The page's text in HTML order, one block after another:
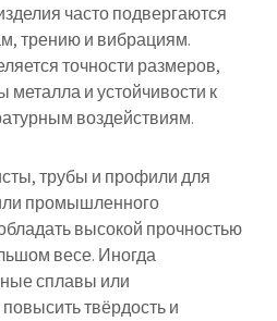
часто подвергаются
трению и вибрациям.
точности размеров,
металла и устойчивости к
воздействиям.
трубы и профили для
промышленного
высокой прочностью
весе. Иногда
сплавы или
твёрдость и